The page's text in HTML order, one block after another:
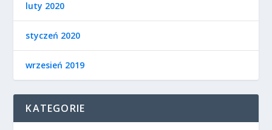
luty 2020
styczeń 2020
wrzesień 2019
KATEGORIE